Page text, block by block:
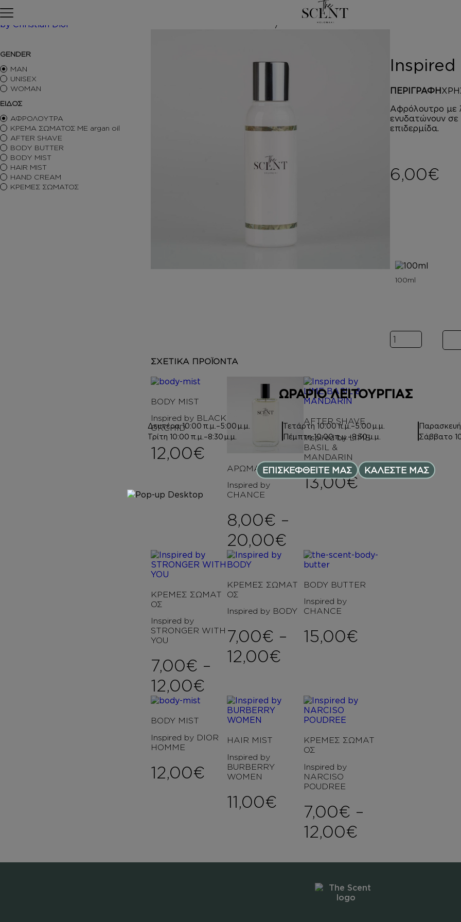
ΑΡΩΜΑΤΑ ΤΥΠΟΥ
ΑΦΡΟΛΟΥΤΡΑ
ΚΡΕΜΕΣ ΣΩΜΑΤΟΣ
BODY BUTTER
BODY MIST
AFTER SHAVE
BODY SORBET – AFTER SUN
HAIR OILS
SHIMMERING BODY OIL
SKINCARE
ΑΝΤΙΣΗΠΤΙΚΑ
ΑΡΩΜΑΤΙΚΑ ΚΕΡΙΑ – DIFFUSERS
ΠΕΡΙΠΟΙΗΣΗ
by Christian Dior
/ Inspired by
Inspired
ΠΕΡΙΓΡΑΦΗ
Αφρόλουτρο με
ενυδατώνουν σε
επιδερμίδα.
6,00€
GENDER
MAN
UNISEX
WOMAN
ΕΙΔΟΣ
ΑΦΡΟΛΟΥΤΡΑ
ΚΡΕΜΑ ΣΩΜΑΤΟΣ ΜΕ argan oil
AFTER SHAVE
BODY BUTTER
BODY MIST
HAIR MIST
HAND CREAM
ΚΡΕΜΕΣ ΣΩΜΑΤΟΣ
Inspired by
ΣΧΕΤΙΚΑ ΠΡΟΪΟΝΤΑ
BODY MIST
Inspired by BLACK
ORCHID
12,00€
ΑΡΩΜΑΤΑ
Inspired by
CHANCE
8,00€ –
20,00€
AFTER SHAVE
Inspired by LIME
BASIL &
MANDARIN
13,00€
ΚΡΕΜΕΣ ΣΩΜΑΤ
ΟΣ
Inspired by
STRONGER WITH
YOU
7,00€ –
12,00€Price range: 7,00€ through
ΚΡΕΜΕΣ ΣΩΜΑΤ
ΟΣ
Inspired by BODY
7,00€ –
12,00€
BODY BUTTER
Inspired by
CHANCE
15,00€
BODY MIST
Inspired by DIOR
HOMME
12,00€
HAIR MIST
Inspired by
BURBERRY
WOMEN
11,00€
ΚΡΕΜΕΣ ΣΩΜΑΤ
ΟΣ
Inspired by
NARCISO
POUDREE
7,00€ –
12,00€Price range:
ΩΡΑΡΙΟ ΛΕΙΤΟΥΡΓΙΑΣ
Δευτέρα10:00 π.μ.–5:00 μ.μ.
Τρίτη 10:00 π.μ.–8:30 μ.μ.
Τετάρτη 10:00 π.μ.–5:00 μ.μ.
Πέμπτη10:00 π.μ.–8:30 μ.μ.
Παρασκευή
Σάββατο
ΕΠΙΣΚΕΦΘΕΙΤΕ ΜΑΣ ΚΑΛΕΣΤΕ ΜΑΣ